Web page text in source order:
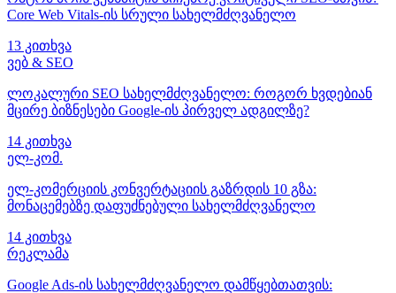
Core Web Vitals-ის სრული სახელმძღვანელო
13 კითხვა
ვებ & SEO
ლოკალური SEO სახელმძღვანელო: როგორ ხვდებიან
მცირე ბიზნესები Google-ის პირველ ადგილზე?
14 კითხვა
ელ-კომ.
ელ-კომერციის კონვერტაციის გაზრდის 10 გზა:
მონაცემებზე დაფუძნებული სახელმძღვანელო
14 კითხვა
რეკლამა
Google Ads-ის სახელმძღვანელო დამწყებთათვის: